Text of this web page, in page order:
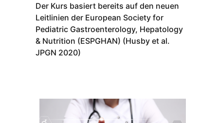
Der Kurs basiert bereits auf den neuen
Leitlinien der European Society for
Pediatric Gastroenterology, Hepatology
& Nutrition (ESPGHAN) (Husby et al.
JPGN 2020)